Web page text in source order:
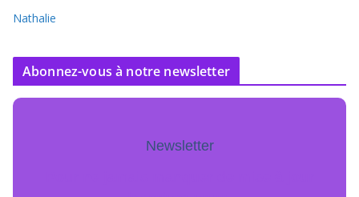
Nathalie
Abonnez-vous à notre newsletter
Newsletter